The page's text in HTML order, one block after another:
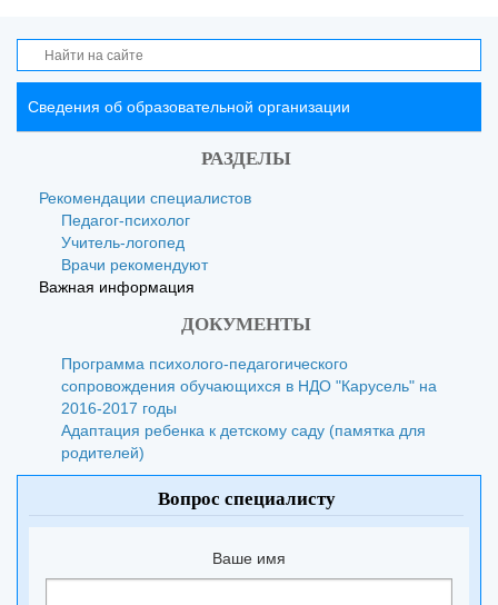
Сведения об образовательной организации
РАЗДЕЛЫ
Рекомендации специалистов
Педагог-психолог
Учитель-логопед
Врачи рекомендуют
Важная информация
ДОКУМЕНТЫ
Программа психолого-педагогического
сопровождения обучающихся в НДО "Карусель" на
2016-2017 годы
Адаптация ребенка к детскому саду (памятка для
родителей)
Вопрос специалисту
Ваше имя